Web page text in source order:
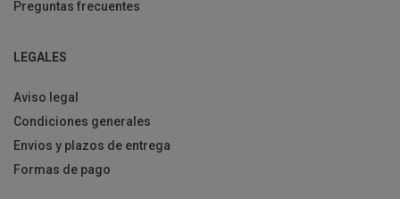
Preguntas frecuentes
LEGALES
Aviso legal
Condiciones generales
Envios y plazos de entrega
Formas de pago